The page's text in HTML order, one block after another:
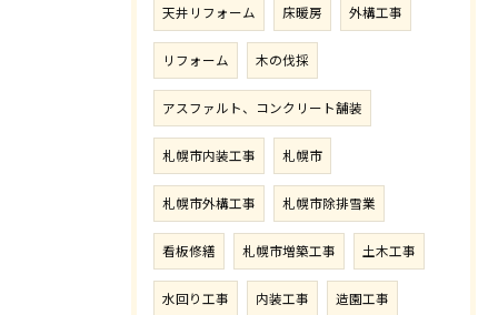
天井リフォーム 床暖房 外構工事
リフォーム 木の伐採
アスファルト、コンクリート舗装
札幌市内装工事 札幌市
札幌市外構工事 札幌市除排雪業
看板修繕 札幌市増築工事 土木工事
水回り工事 内装工事 造園工事